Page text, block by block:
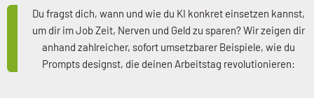
Du fragst dich, wann und wie du KI konkret einsetzen kannst,
um dir im Job Zeit, Nerven und Geld zu sparen? Wir zeigen dir
anhand zahlreicher, sofort umsetzbarer Beispiele, wie du
Prompts designst, die deinen Arbeitstag revolutionieren: